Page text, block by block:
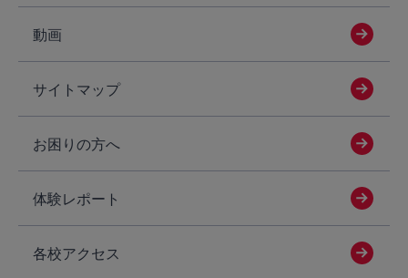
動画
サイトマップ
お困りの方へ
体験レポート
各校アクセス